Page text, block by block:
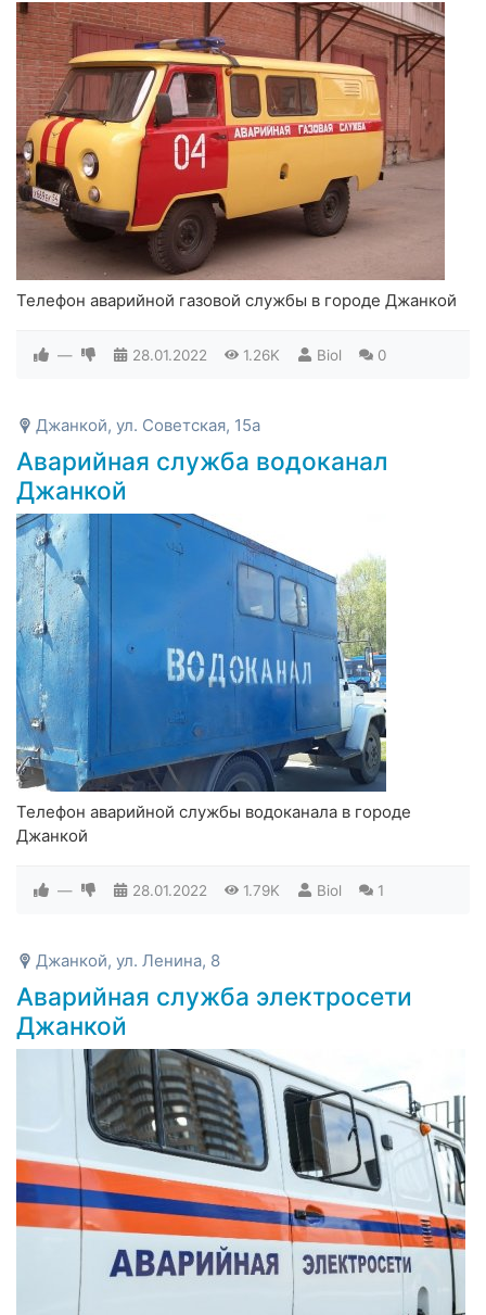
Телефон аварийной газовой службы в городе Джанкой
— 28.01.2022 1.26K Biol 0
Джанкой, ул. Советская, 15а
Аварийная служба водоканал
Джанкой
Телефон аварийной службы водоканала в городе
Джанкой
— 28.01.2022 1.79K Biol 1
Джанкой, ул. Ленина, 8
Аварийная служба электросети
Джанкой